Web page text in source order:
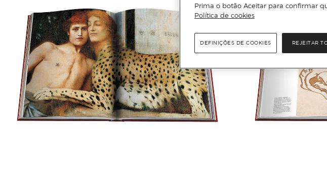
Prima o botão Aceitar para confirmar
Política de cookies
REJEITAR
DEFINIÇÕES DE COOKIES